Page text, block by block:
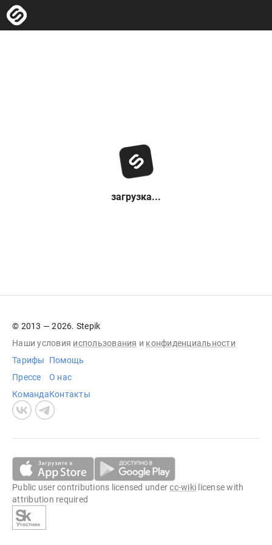
загрузка...
© 2013 — 2026. Stepik
Наши условия использования и конфиденциальности
Тарифы
Прессе
Команда
Помощь
О нас
Контакты
Public user contributions licensed undercc-wiki license with
attribution required